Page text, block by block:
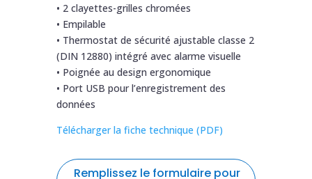
• 2 clayettes-grilles chromées
• Empilable
• Thermostat de sécurité ajustable classe 2
(DIN 12880) intégré avec alarme visuelle
• Poignée au design ergonomique
• Port USB pour l’enregistrement des
données
Télécharger la fiche technique (PDF)
Remplissez le formulaire pour